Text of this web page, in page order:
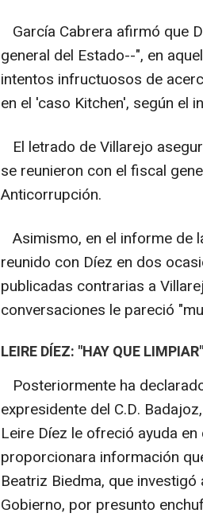
García Cabrera afirmó que
general del Estado--", en
intentos infructuosos de
en el 'caso Kitchen', según el
El letrado de Villarejo
se reunieron con el fiscal
Anticorrupción.
Asimismo, en el informe de
reunido con Díez en dos
publicadas contrarias a
conversaciones le pareció
LEIRE DÍEZ: "HAY QUE
Posteriormente ha
expresidente del C.D.
Leire Díez le ofreció ayuda
proporcionara información
Beatriz Biedma, que
Gobierno, por presunto